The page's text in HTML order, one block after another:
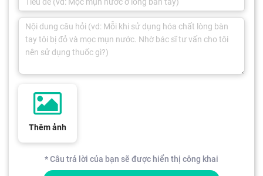
Thêm ảnh
* Câu trả lời của bạn sẽ được hiển thị công khai